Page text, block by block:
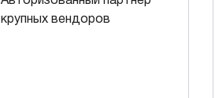
крупных вендоров